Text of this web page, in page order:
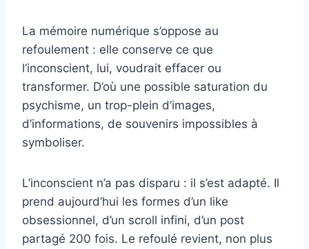
La mémoire numérique s’oppose au
refoulement : elle conserve ce que
l’inconscient, lui, voudrait effacer ou
transformer. D’où une possible saturation du
psychisme, un trop-plein d’images,
d’informations, de souvenirs impossibles à
symboliser.
L’inconscient n’a pas disparu : il s’est adapté. Il
prend aujourd’hui les formes d’un like
obsessionnel, d’un scroll infini, d’un post
partagé 200 fois. Le refoulé revient, non plus